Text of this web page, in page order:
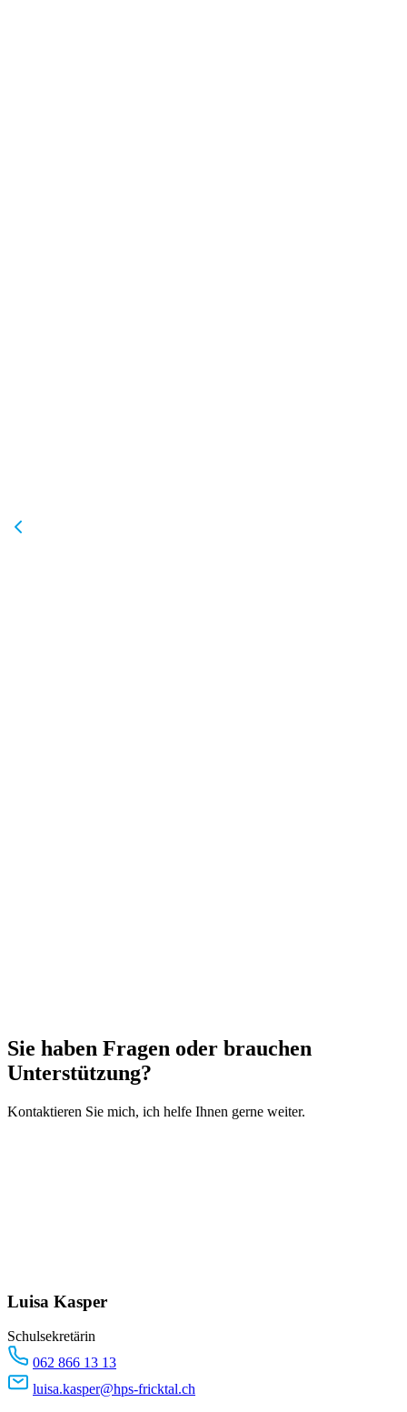
Sie haben Fragen oder brauchen
Unterstützung?
Kontaktieren Sie mich, ich helfe Ihnen gerne weiter.
Luisa Kasper
Schulsekretärin
062 866 13 13
luisa.kasper@hps-fricktal.ch